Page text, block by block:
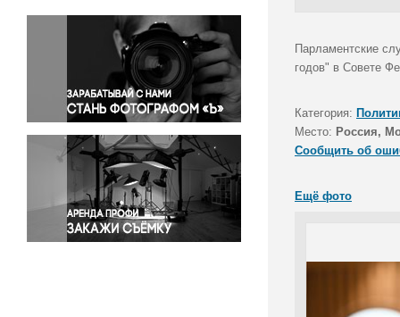
Окружающая среда
Политика
Правосудие
Происшествия и конфликты
Религия
Светская жизнь
Спорт
Экология
Экономика и бизнес
Парламентские
годов" в Совете
Категория:
Место: Россия,
Сообщить об
Ещё фото